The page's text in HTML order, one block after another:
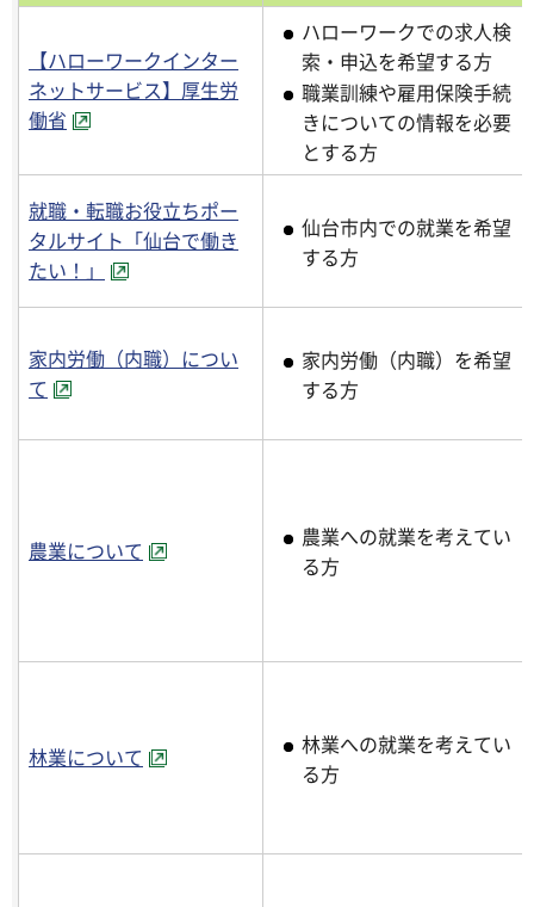
【ハローワークインター
ネットサービス】厚生労
働省
ハローワークでの求人検
索・申込を希望する方
職業訓練や雇用保険手続
きについての情報を必要
とする方
就職・転職お役立ちポー
タルサイト「仙台で働き
たい！」
仙台市内での就業を希望
する方
家内労働（内職）につい
て
家内労働（内職）を希望
する方
農業について
農業への就業を考えてい
る方
林業について
林業への就業を考えてい
る方